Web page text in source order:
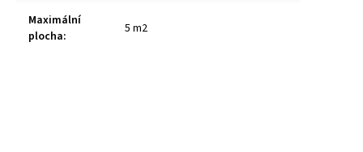
Maximální
plocha: 5 m2